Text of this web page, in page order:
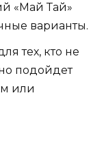
«Май Тай»
варианты.
тех, кто не
подойдет
или